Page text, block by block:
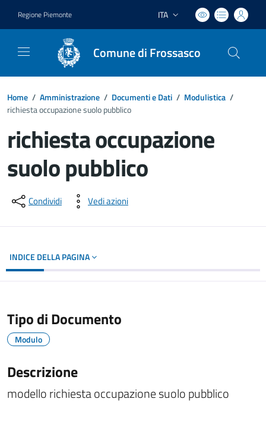
Regione Piemonte Lingua attiva:
ITA
Comune di Frossasco
Home / Amministrazione / Documenti e Dati / Modulistica /
richiesta occupazione suolo pubblico
richiesta occupazione
suolo pubblico
Dettagli del documento
Condividi Vedi azioni
INDICE DELLA PAGINA
Tipo di Documento
Modulo
Descrizione
modello richiesta occupazione suolo pubblico